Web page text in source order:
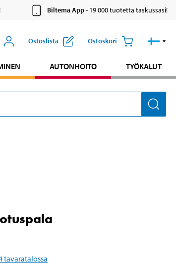
Biltema App- 19 000 tuotetta taskussasi!
Ostoslista Ostoskori
AUTONHOITO TYÖKALUT
tavaratalossa